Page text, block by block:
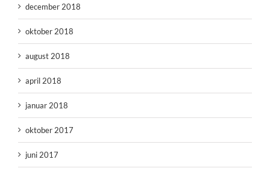
december 2018
oktober 2018
august 2018
april 2018
januar 2018
oktober 2017
juni 2017